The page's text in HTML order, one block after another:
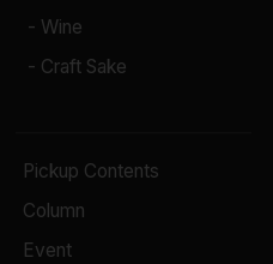
- Wine
- Craft Sake
Pickup Contents
Column
Event